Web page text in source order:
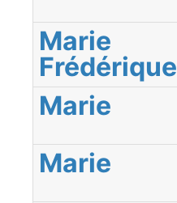
Marie
Frédérique
Marie
Marie